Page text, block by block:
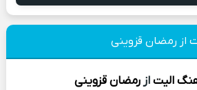
از رمضان قزوینی
الیت ازرمضان قزوینی